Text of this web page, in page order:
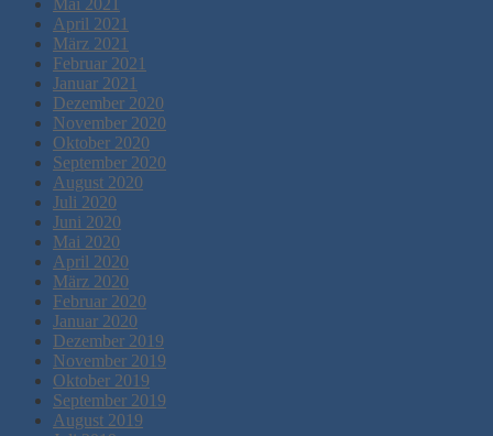
Mai 2021
April 2021
März 2021
Februar 2021
Januar 2021
Dezember 2020
November 2020
Oktober 2020
September 2020
August 2020
Juli 2020
Juni 2020
Mai 2020
April 2020
März 2020
Februar 2020
Januar 2020
Dezember 2019
November 2019
Oktober 2019
September 2019
August 2019